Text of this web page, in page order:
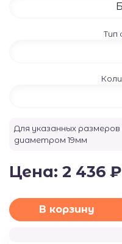
Тип
Для указанных
диаметром 19мм
Цена: 2 436 ₽
В корзину